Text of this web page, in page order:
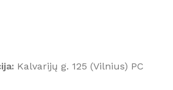
Kalvarijų g. 125 (Vilnius) PC